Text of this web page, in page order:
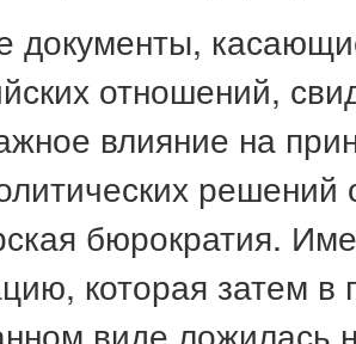
документы,
отношений,
влияние на
решений
бюрократия.
которая затем в
виде ложилась